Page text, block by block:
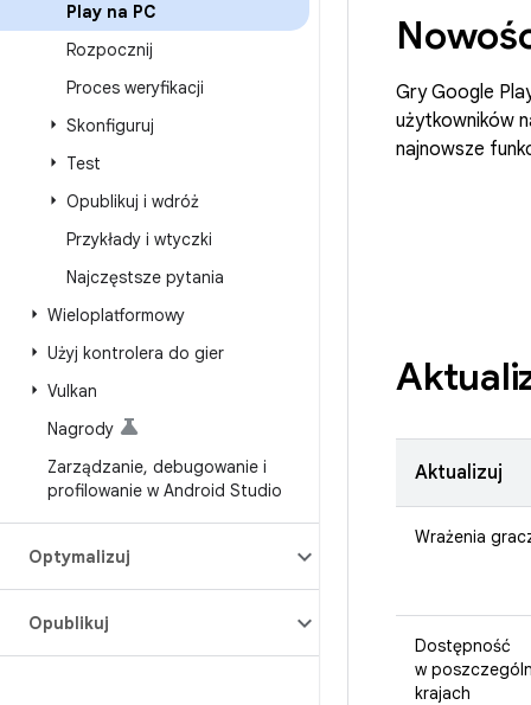
Play na PC
Rozpocznij
Proces weryfikacji
Skonfiguruj
Test
Opublikuj i wdróż
Przykłady i wtyczki
Najczęstsze pytania
Wieloplatformowy
Użyj kontrolera do gier
Vulkan
Nagrody
Zarządzanie, debugowanie i
profilowanie w Android Studio
Optymalizuj
Opublikuj
Gry Google
użytkowników
najnowsze
Aktualizuj
Wrażenia
Dostępność
w
krajach